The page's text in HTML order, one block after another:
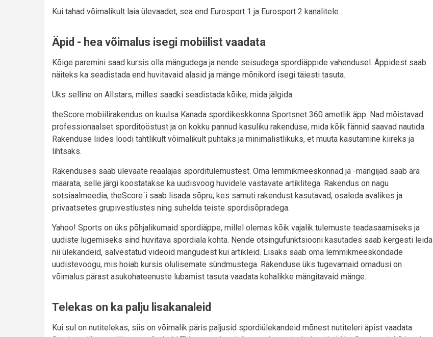
Kui tahad võimalikult laia ülevaadet, sea end Eurosport 1 ja Eurosport 2 kanalitele.
Äpid - hea võimalus isegi mobiilist vaadata
Kõige paremini saad kursis olla mängudega ja nende seisudega spordiäppide vahendusel. Äppidest saab
näiteks ka seadistada end huvitavaid alasid ja mänge mõnikord isegi täiesti tasuta.
Üks selline on Allstars, milles saadki seadistada kõike, mida jälgida.
theScore mobiilirakendus on kuulsa Kanada spordikeskkonna Sportsnet 360 ametlik äpp. Nad mõistavad
professionaalset sporditööstust ja on kokku pannud kasuliku rakenduse, mida kõik fännid saavad nautida.
Rakenduse liides loodi tahtlikult võimalikult puhtaks ja minimalistlikuks, et muuta kasutamine kiireks ja
lihtsaks.
Rakenduses saab ülevaate reaalajas sporditulemustest. Oma lemmikmeeskonnad ja -mängijad saab ära
määrata, selle järgi koostatakse ka uudisvoog huvidele vastavate artiklitega. Rakendus on nagu
sotsiaalmeedia, theScore´i saab lisada sõpru, kes samuti rakendust kasutavad, osaleda avalikes ja
privaatsetes grupivestlustes ning suhelda teiste spordisõpradega.
Yahoo! Sports on üks põhjalikumaid spordiäppe, millel olemas kõik vajalik tulemuste teadasaamiseks ja
uudiste lugemiseks sind huvitava spordiala kohta. Nende otsingufunktsiooni kasutades saab kergesti leida
nii ülekandeid, salvestatud videoid mängudest kui artikleid. Lisaks saab oma lemmikmeeskondade
uudistevoogu, mis hoiab kursis olulisemate sündmustega. Rakenduse üks tugevamaid omadusi on
võimalus pärast asukohateenuste lubamist tasuta vaadata kohalikke mängitavaid mänge.
Telekas on ka palju lisakanaleid
Kui sul on nutitelekas, siis on võimalik päris paljusid spordiülekandeid mõnest nutiteleri äpist vaadata.